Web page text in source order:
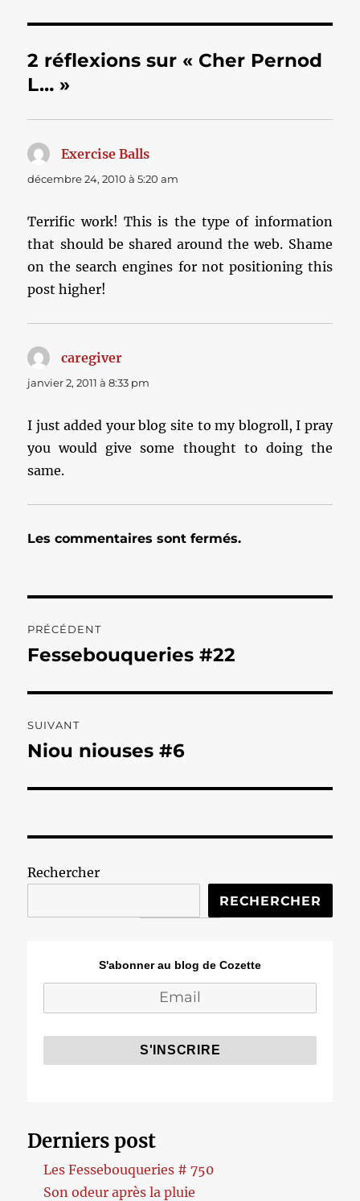
2 réflexions sur « Cher Pernod
L… »
Exercise Balls
décembre 24, 2010 à 5:20 am
Terrific work! This is the type of information
that should be shared around the web. Shame
on the search engines for not positioning this
post higher!
caregiver
janvier 2, 2011 à 8:33 pm
I just added your blog site to my blogroll, I pray
you would give some thought to doing the
same.
Les commentaires sont fermés.
de
PRÉCÉDENT
Publication
Fessebouqueries #22
SUIVANT
Publication
Niou niouses #6
Rechercher
RECHERCHER
S'abonner au blog de Cozette
Derniers post
Les Fessebouqueries # 750
Son odeur après la pluie